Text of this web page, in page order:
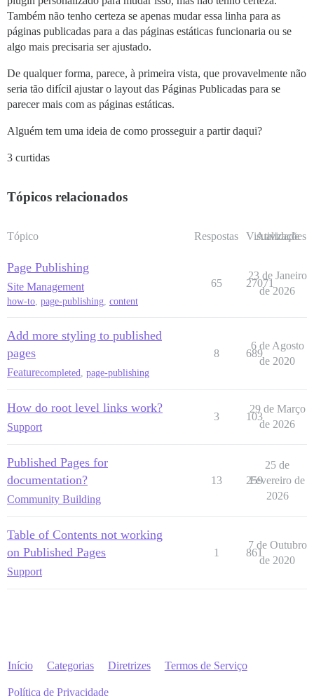
Também não tenho certeza se apenas mudar essa linha para as
páginas publicadas para a das páginas estáticas funcionaria ou se
algo mais precisaria ser ajustado.
De qualquer forma, parece, à primeira vista, que provavelmente não
seria tão difícil ajustar o layout das Páginas Publicadas para se
parecer mais com as páginas estáticas.
Alguém tem uma ideia de como prosseguir a partir daqui?
3 curtidas
Tópicos relacionados
Tópico Respostas Visualizações
Atividade
Page Publishing
Site Management
how-to, page-publishing, content
65 27071
23 de Janeiro
de 2026
Add more styling to published
pages
Featurecompleted page-publishing
8 689
6 de Agosto
de 2020
How do root level links work?
Support
3 103
29 de Março
de 2026
Published Pages for
documentation?
Community Building
13 259
25 de
Fevereiro de
2026
Table of Contents not working
on Published Pages
Support
1 861
7 de Outubro
de 2020
Início Categorias Diretrizes Termos de Serviço
Política de Privacidade